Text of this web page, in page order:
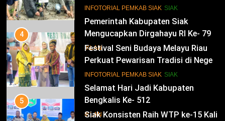
13
Pemerintah Kabupaten Siak
Mengucapkan Dirgahayu RI Ke- 79
IKLAN
14
Selamat Hari Jadi Kabupaten
Bengkalis Ke- 512
IKLAN
Siak Cetak Generasi Penjaga
Pesisir
INFOTORIAL PEMKAB SIAK SIAK
4
Festival Seni Budaya Melayu Riau
Perkuat Pewarisan Tradisi di Negeri
Istana
INFOTORIAL PEMKAB SIAK SIAK
5
Siak Konsisten Raih WTP ke-15 Kali